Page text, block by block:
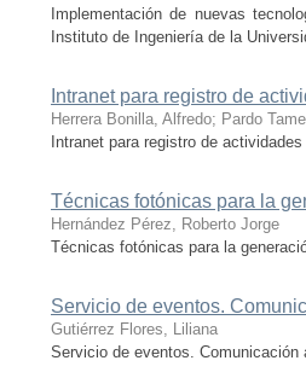
Implementación de nuevas
Instituto de Ingeniería de la
Intranet para registro de
Herrera Bonilla, Alfredo; Pardo
Intranet para registro de
Técnicas fotónicas para la
Hernández Pérez, Roberto Jorge
Técnicas fotónicas para la
Servicio de eventos.
Gutiérrez Flores, Liliana
Servicio de eventos.